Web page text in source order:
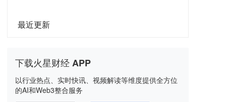
最近更新
下载火星财经 APP
以行业热点、实时快讯、视频解读等维度提供全方位
的AI和Web3整合服务